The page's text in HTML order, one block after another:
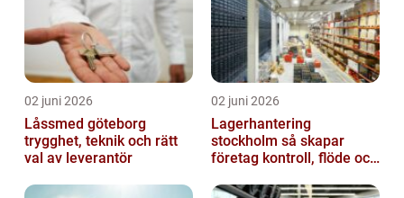
02 juni 2026
Låssmed göteborg
trygghet, teknik och rätt
val av leverantör
02 juni 2026
Lagerhantering
stockholm så skapar
företag kontroll, flöde och